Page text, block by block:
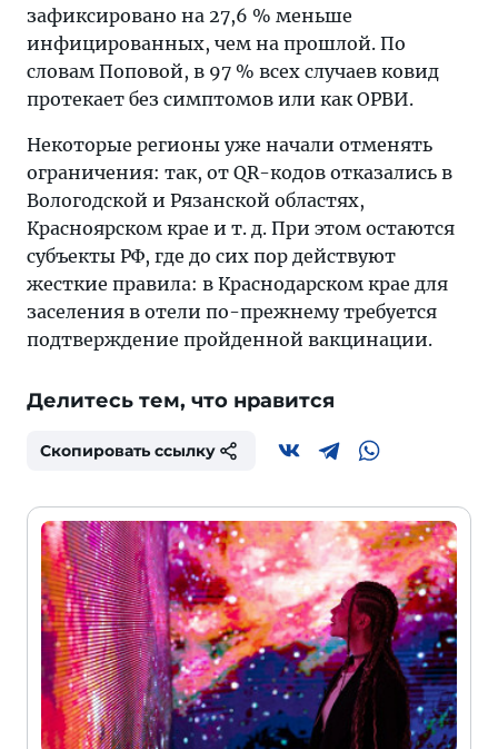
зафиксировано на 27,6 % меньше
инфицированных, чем на прошлой. По
словам Поповой, в 97 % всех случаев ковид
протекает без симптомов или как ОРВИ.
Некоторые регионы уже начали отменять
ограничения: так, от QR-кодов отказались в
Вологодской и Рязанской областях,
Красноярском крае и т. д. При этом остаются
субъекты РФ, где до сих пор действуют
жесткие правила: в Краснодарском крае для
заселения в отели по-прежнему требуется
подтверждение пройденной вакцинации.
Делитесь тем, что нравится
Скопировать ссылку